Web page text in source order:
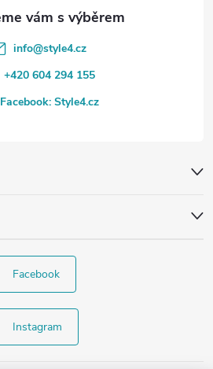
info@style4.cz
+420 604 294 155
Facebook: Style4.cz
Facebook
Instagram